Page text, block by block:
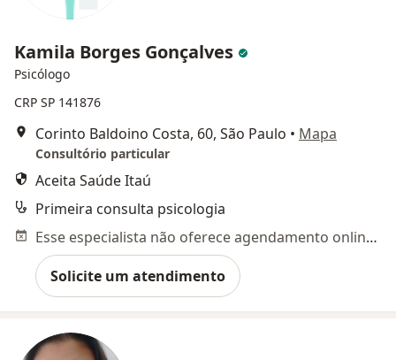
Kamila Borges Gonçalves
Psicólogo
CRP SP 141876
Corinto Baldoino Costa, 60, São Paulo • Mapa
Consultório particular
Aceita Saúde Itaú
Primeira consulta psicologia
Esse especialista não oferece agendamento online para esse endereço.
Solicite um atendimento